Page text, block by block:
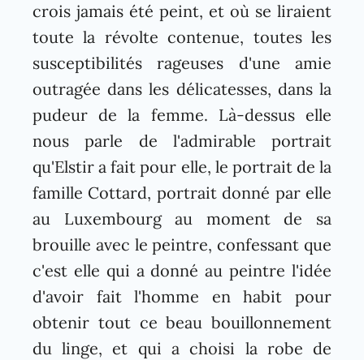
crois jamais été peint, et où se liraient
toute la révolte contenue, toutes les
susceptibilités rageuses d'une amie
outragée dans les délicatesses, dans la
pudeur de la femme. Là-dessus elle
nous parle de l'admirable portrait
qu'Elstir a fait pour elle, le portrait de la
famille Cottard, portrait donné par elle
au Luxembourg au moment de sa
brouille avec le peintre, confessant que
c'est elle qui a donné au peintre l'idée
d'avoir fait l'homme en habit pour
obtenir tout ce beau bouillonnement
du linge, et qui a choisi la robe de